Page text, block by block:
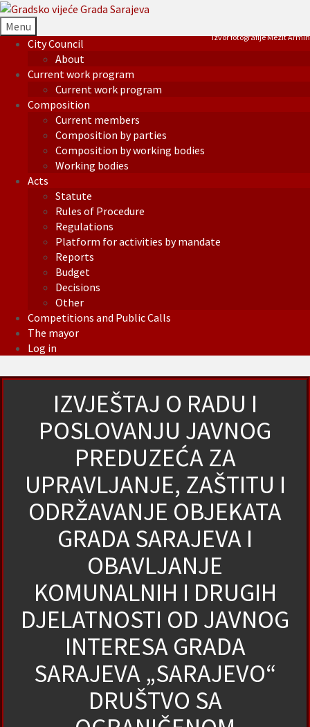
Menu
City Council
About
Current work program
Current work program
Composition
Current members
Composition by parties
Composition by working bodies
Working bodies
Acts
Statute
Rules of Procedure
Regulations
Platform for activities by mandate
Reports
Budget
Decisions
Other
Competitions and Public Calls
The mayor
Log in
Izvor fotografije Mezit Armin
IZVJEŠTAJ O RADU I
POSLOVANJU JAVNOG
PREDUZEĆA ZA
UPRAVLJANJE, ZAŠTITU I
ODRŽAVANJE OBJEKATA
GRADA SARAJEVA I
OBAVLJANJE
KOMUNALNIH I DRUGIH
DJELATNOSTI OD JAVNOG
INTERESA GRADA
SARAJEVA „SARAJEVO“
DRUŠTVO SA